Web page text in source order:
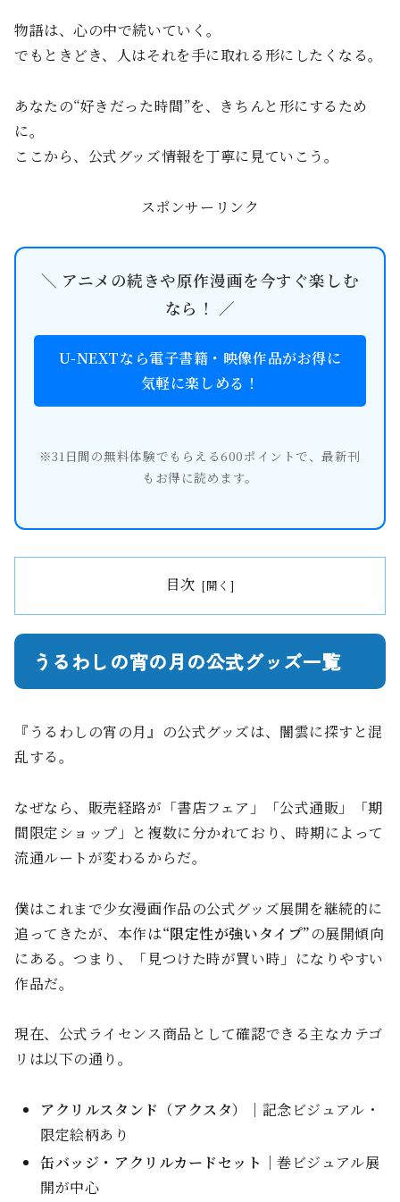
物語は、心の中で続いていく。
でもときどき、人はそれを手に取れる形にしたくなる。
あなたの“好きだった時間”を、きちんと形にするため
に。
ここから、公式グッズ情報を丁寧に見ていこう。
スポンサーリンク
＼ アニメの続きや原作漫画を今すぐ楽しむ
なら！ ／
U-NEXTなら電子書籍・映像作品がお得に
気軽に楽しめる！
※31日間の無料体験でもらえる600ポイントで、最新刊
もお得に読めます。
目次
うるわしの宵の月の公式グッズ一覧
『うるわしの宵の月』の公式グッズは、闇雲に探すと混
乱する。
なぜなら、販売経路が「書店フェア」「公式通販」「期
間限定ショップ」と複数に分かれており、時期によって
流通ルートが変わるからだ。
僕はこれまで少女漫画作品の公式グッズ展開を継続的に
追ってきたが、本作は“限定性が強いタイプ”の展開傾向
にある。つまり、「見つけた時が買い時」になりやすい
作品だ。
現在、公式ライセンス商品として確認できる主なカテゴ
リは以下の通り。
アクリルスタンド（アクスタ）
｜記念ビジュアル・
限定絵柄あり
缶バッジ・アクリルカードセット ｜巻ビジュアル展
開が中心